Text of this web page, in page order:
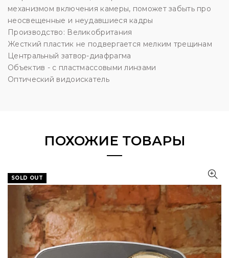
механизмом включения камеры, поможет забыть про
неосвещенные и неудавшиеся кадры
Производство: Великобритания
Жесткий пластик не подвергается мелким трещинам
Центральный затвор-диафрагма
Объектив - с пластмассовыми линзами
Оптический видоискатель
ПОХОЖИЕ ТОВАРЫ
SOLD OUT